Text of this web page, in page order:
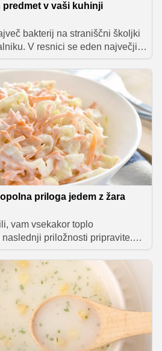
predmet v vaši kuhinji
bakterij na straniščni školjki
V resnici se eden največjih
pogosto skriva kar ob
za kuhinjsko gobico, ki jo
pogosto pa jo zamenjamo šele
ali neprijetno dišati.
priloga jedem z žara
vam vsekakor toplo
priložnosti pripravite.
poznana tudi pod imenom
spremljava pečenemu
hitra in enostavna, okus pa ...
sami!